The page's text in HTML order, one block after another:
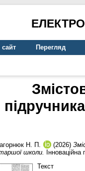
сайт Перегляд
Н. П. (2026)
школи.
Текст